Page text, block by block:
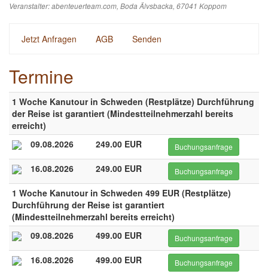
Veranstalter:abenteuerteam.com, Boda Älvsbacka, 67041 Koppom
Jetzt Anfragen AGB Senden
Termine
1 Woche Kanutour in Schweden (Restplätze) Durchführung
der Reise ist garantiert (Mindestteilnehmerzahl bereits
erreicht)
09.08.2026
249.00 EUR Buchungsanfrage
16.08.2026 249.00 EUR Buchungsanfrage
1 Woche Kanutour in Schweden 499 EUR (Restplätze)
Durchführung der Reise ist garantiert
(Mindestteilnehmerzahl bereits erreicht)
09.08.2026
499.00 EUR Buchungsanfrage
16.08.2026 499.00 EUR Buchungsanfrage